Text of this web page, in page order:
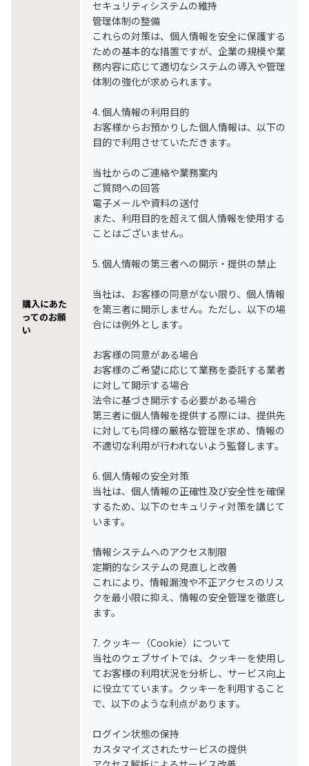
購入にあた
ってのお願
い
セキュリティシステムの維持
管理体制の整備
これらの対策は、個人情報を安全に保護する
ための基本的な措置ですが、企業の規模や業
務内容に応じて適切なシステムの導入や管理
体制の強化が求められます。
4. 個人情報の利用目的
お客様からお預かりした個人情報は、以下の
目的で利用させていただきます。
当社からのご連絡や業務案内
ご質問への回答
電子メールや資料の送付
また、利用目的を超えて個人情報を使用する
ことはございません。
5. 個人情報の第三者への開示・提供の禁止
当社は、お客様の同意がない限り、個人情報
を第三者に開示しません。ただし、以下の場
合には例外とします。
お客様の同意がある場合
お客様のご希望に応じて業務を委託する業者
に対して開示する場合
法令に基づき開示する必要がある場合
第三者に個人情報を提供する際には、提供先
に対しても同様の厳格な管理を求め、情報の
不適切な利用が行われないよう監督します。
6. 個人情報の安全対策
当社は、個人情報の正確性及び安全性を確保
するため、以下のセキュリティ対策を講じて
います。
情報システムへのアクセス制限
定期的なシステムの見直しと改善
これにより、情報漏洩や不正アクセスのリス
クを最小限に抑え、情報の安全管理を徹底し
ます。
7. クッキー（Cookie）について
当社のウェブサイトでは、クッキーを使用し
てお客様の利用状況を分析し、サービス向上
に役立てています。クッキーを利用すること
で、以下のような利点があります。
ログイン状態の保持
カスタマイズされたサービスの提供